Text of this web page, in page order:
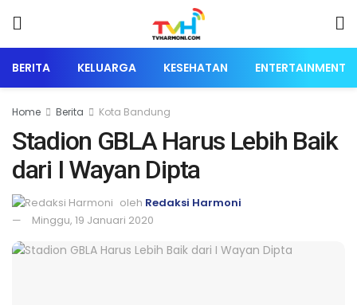
BERITA KELUARGA KESEHATAN ENTERTAINMENT
Home Berita Kota Bandung
Stadion GBLA Harus Lebih Baik
dari I Wayan Dipta
oleh Redaksi Harmoni
Minggu, 19 Januari 2020